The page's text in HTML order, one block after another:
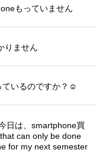
もっていません
りません
ているのですか？☺️
日は、smartphone買
can only be done
for my next semester